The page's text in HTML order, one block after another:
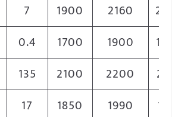
7 1900 2160
0.4 1700 1900
135 2100 2200
17 1850 1990